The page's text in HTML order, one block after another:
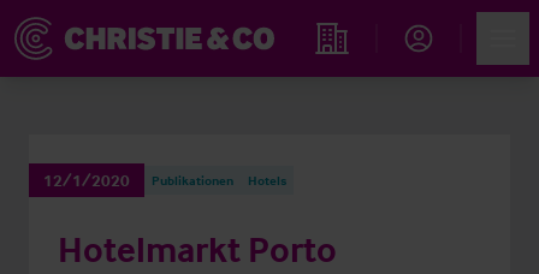
Immobiliensuche
12/1/2020 Publikationen Hotels
Hotelmarkt Porto